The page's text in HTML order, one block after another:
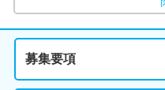
募集要項